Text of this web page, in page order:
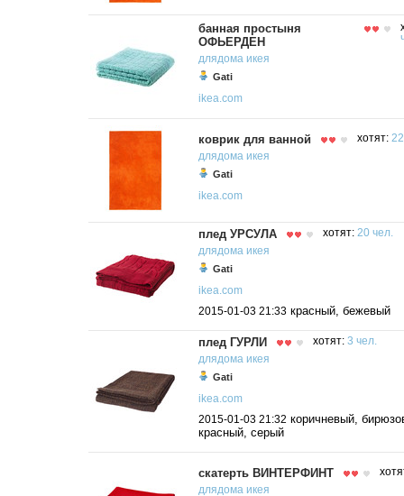
банная простыня
ОФЬЕРДЕН
длядома икея
Gati
ikea.com
коврик для ванной хотят:
длядома икея
Gati
ikea.com
плед УРСУЛА хотят: 20 чел.
длядома икея
Gati
ikea.com
2015-01-03 21:33 красный, бежевый
плед ГУРЛИ хотят: 3 чел.
длядома икея
Gati
ikea.com
2015-01-03 21:32 коричневый,
красный, серый
скатерть ВИНТЕРФИНТ
длядома икея